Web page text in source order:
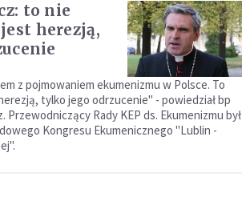
to nie
herezją,
z pojmowaniem ekumenizmu w Polsce. To
tylko jego odrzucenie" - powiedział bp
Rady KEP ds. Ekumenizmu był
Kongresu Ekumenicznego "Lublin -